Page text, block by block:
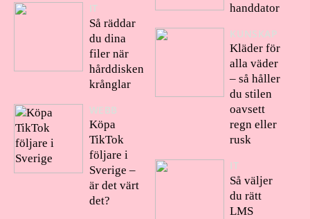
IT
Så räddar
du dina
filer när
hårddisken
krånglar
WEBB
Köpa
TikTok
följare i
Sverige –
är det värt
det?
handdator
KUNSKAP
Kläder för
alla väder
– så håller
du stilen
oavsett
regn eller
rusk
IT
Så väljer
du rätt
LMS